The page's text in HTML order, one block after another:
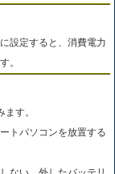
設定すると、消費電力
。
す。
トパソコンを放置する